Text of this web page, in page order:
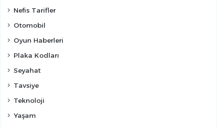
Nefis Tarifler
Otomobil
Oyun Haberleri
Plaka Kodları
Seyahat
Tavsiye
Teknoloji
Yaşam